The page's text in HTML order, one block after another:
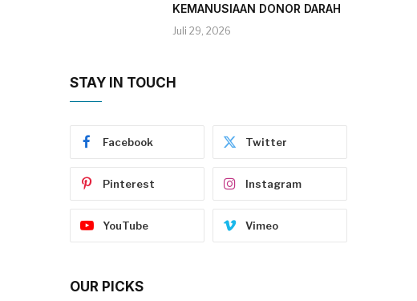
KEMANUSIAAN DONOR DARAH
Juli 29, 2026
STAY IN TOUCH
Facebook Twitter
Pinterest Instagram
YouTube Vimeo
OUR PICKS